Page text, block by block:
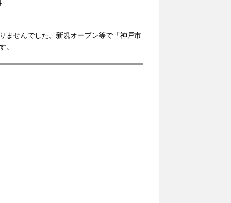
ませんでした。新規オープン等で「神戸市
。